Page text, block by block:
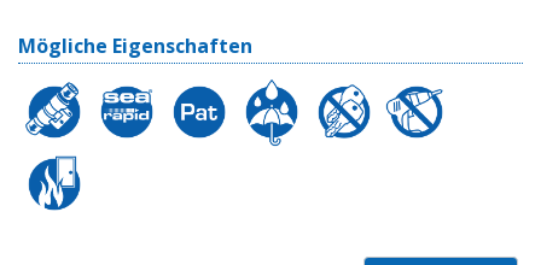
Mögliche Eigenschaften